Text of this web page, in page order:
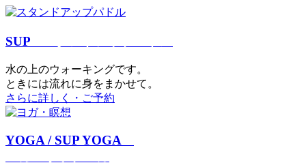
SUP
⽔の上のウォーキングです。
ときには流れに身をまかせて。
さらに詳しく・ご予約
YOGA / SUP YOGA